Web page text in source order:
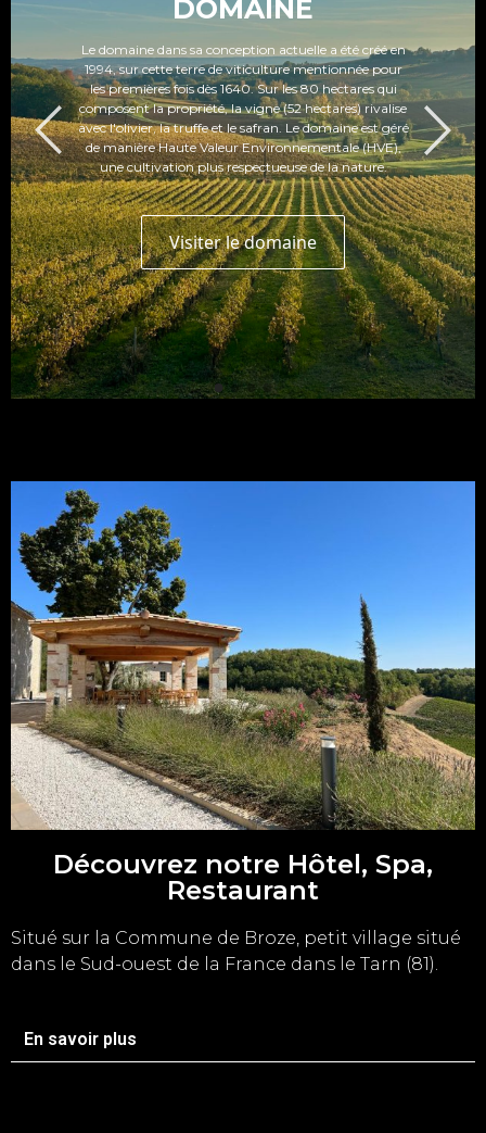
DOMAINE
Le domainedans sa conception actuelle a été créé en
1994, sur cette terre de viticulture mentionnée pour
les premières fois dès 1640. Sur les 80 hectares qui
composent la propriété, la vigne (52 hectares) rivalise
avec l'olivier, la truffe et le safran. Le domaine est géré
de manière Haute Valeur Environnementale (HVE),
une cultivation plus respectueuse de la nature.
Visiter le domaine
Découvrez notre Hôtel, Spa,
Restaurant
Situé sur la Commune de Broze, petit village situé
dans le Sud-ouest de la France dans le Tarn (81).
En savoir plus